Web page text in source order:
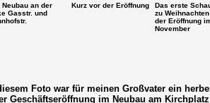
Neubau an der
Gasstr. und
Kurz vor der Eröffnung
Das erste
zu
der Eröffnung
November
Foto war für meinen Großvater ein
Geschäftseröffnung im Neubau am